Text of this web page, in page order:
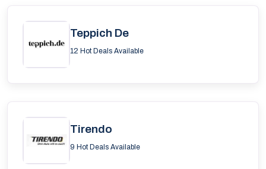
Teppich De
12 Hot Deals Available
Tirendo
9 Hot Deals Available